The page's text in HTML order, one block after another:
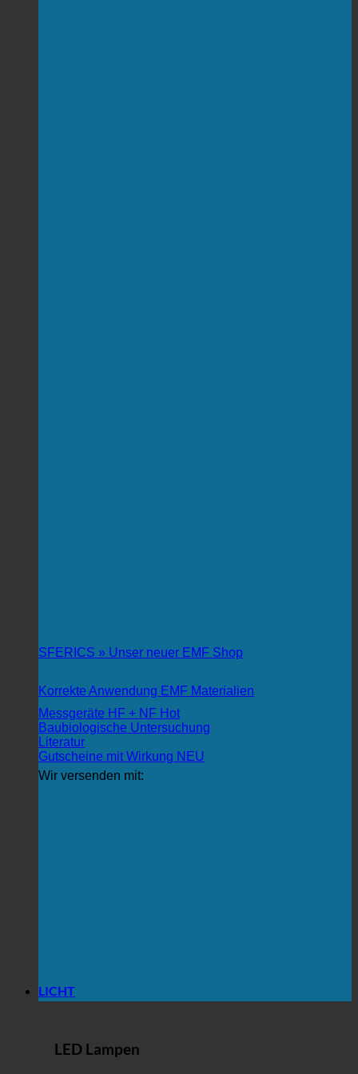
SFERICS » Unser neuer EMF Shop
Korrekte Anwendung EMF Materialien
Messgeräte HF + NF
Baubiologische Untersuchung
Literatur
Gutscheine mit Wirkung
Wir versenden mit:
LICHT
LED Lampen